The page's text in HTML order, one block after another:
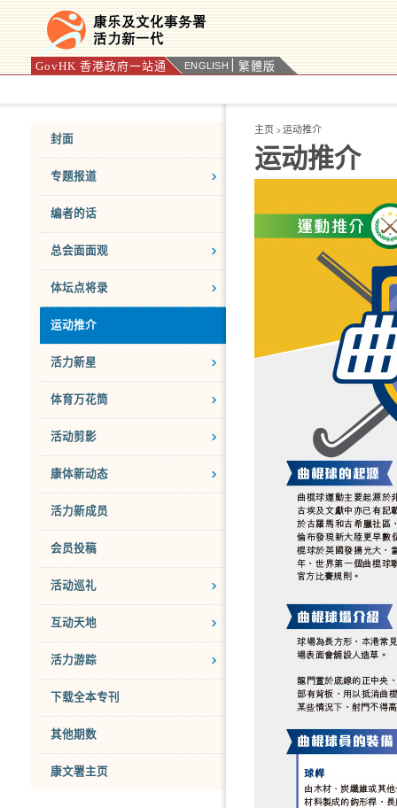
GovHK 香港政府一站通 ENGLISH 繁體版
封面
专题报道
编者的话
总会面面观
体坛点将录
运动推介
活力新星
体育万花筒
活动剪影
康体新动态
活力新成员
会员投稿
活动巡礼
互动天地
活力游踪
下载全本专刊
其他期数
康文署主页
主页 > 运动推介
运动推介